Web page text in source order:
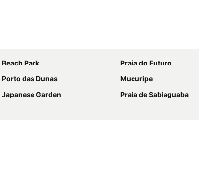
Beach Park
Praia do Futuro
Porto das Dunas
Mucuripe
Japanese Garden
Praia de Sabiaguaba